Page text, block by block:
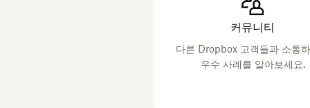
커뮤니티
다른 Dropbox 고객들과 소통
우수 사례를 알아보세요.